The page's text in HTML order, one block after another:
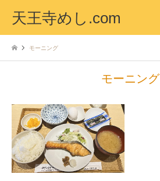
天王寺めし.com
モーニング
モーニング